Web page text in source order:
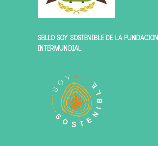
SELLO SOY SOSTENIBLE DE LA FUNDACIÓN
INTERMUNDIAL